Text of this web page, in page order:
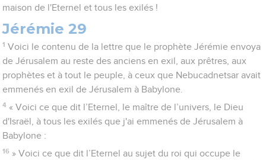
maison de l'Eternel et tous les exilés !
Jérémie 29
1 Voici le contenu de la lettre que le prophète Jérémie envoya
de Jérusalem au reste des anciens en exil, aux prêtres, aux
prophètes et à tout le peuple, à ceux que Nebucadnetsar avait
emmenés en exil de Jérusalem à Babylone.
4 « Voici ce que dit l’Eternel, le maître de l’univers, le Dieu
d'Israël, à tous les exilés que j'ai emmenés de Jérusalem à
Babylone :
16 » Voici ce que dit l’Eternel au sujet du roi qui occupe le